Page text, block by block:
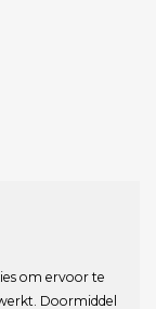
om ervoor te
Doormiddel